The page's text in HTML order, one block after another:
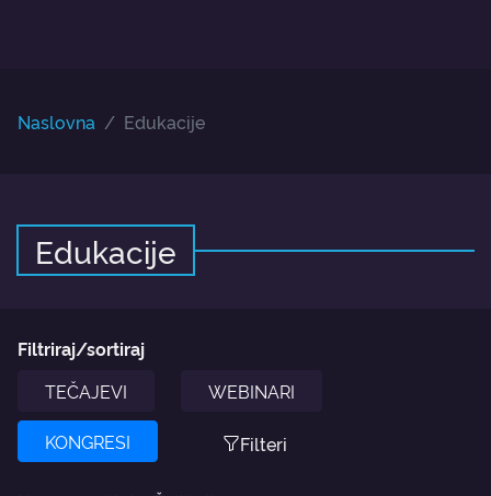
Naslovna Edukacije
Edukacije
Filtriraj/sortiraj
TEČAJEVI
WEBINARI
KONGRESI Filteri